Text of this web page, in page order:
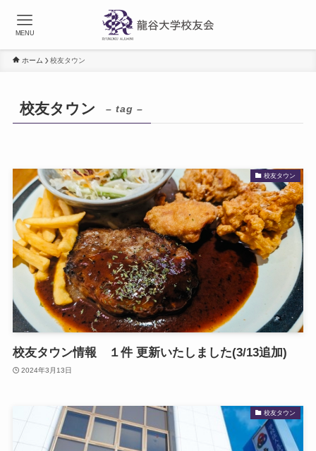
MENU
ホーム 校友タウン
校友タウン – tag –
校友タウン
校友タウン情報 １件 更新いたしました(3/13追加)
2024年3月13日
校友タウン